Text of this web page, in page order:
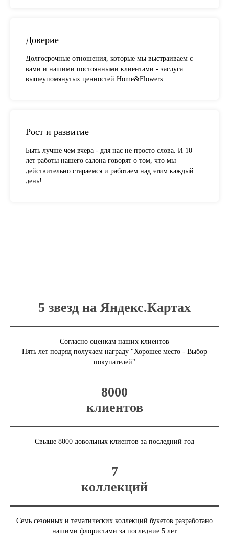
Доверие
Долгосрочные отношения, которые мы выстраиваем с
вами и нашими постоянными клиентами - заслуга
вышеупомянутых ценностей Home&Flowers.
Рост и развитие
Быть лучше чем вчера - для нас не просто слова. И 10
лет работы нашего салона говорят о том, что мы
действительно стараемся и работаем над этим каждый
день!
5 звезд на Яндекс.Картах
Согласно оценкам наших клиентов
Пять лет подряд получаем награду "Хорошее место - Выбор
покупателей"
8000
клиентов
Свыше 8000 довольных клиентов за последний год
7
коллекций
Семь сезонных и тематических коллекций букетов разработано
нашими флористами за последние 5 лет